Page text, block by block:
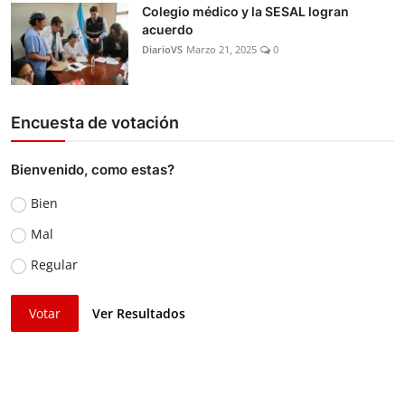
Colegio médico y la SESAL logran
acuerdo
DiarioVS Marzo 21, 2025 0
Encuesta de votación
Bienvenido, como estas?
Bien
Mal
Regular
Votar Ver Resultados